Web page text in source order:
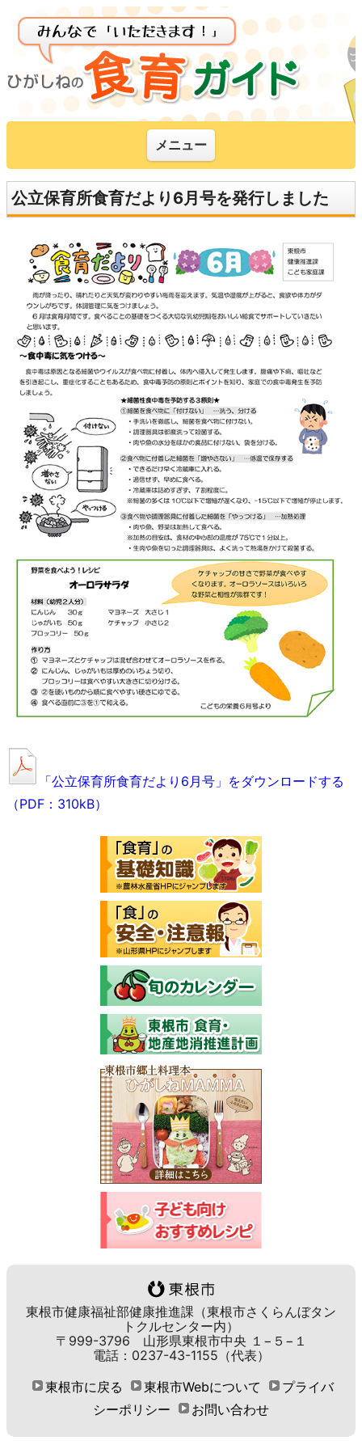
メニュー
公立保育所食育だより6月号を発行しました
「公立保育所食育だより6月号」をダウンロードする
（PDF：310kB）
東根市健康福祉部健康推進課（東根市さくらんぼタン
トクルセンター内）
〒999-3796 山形県東根市中央 １−５−１
電話：0237-43-1155（代表）
東根市に戻る
東根市Webについて
プライバ
シーポリシー
お問い合わせ